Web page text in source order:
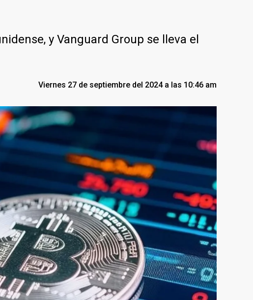
y Vanguard Group se lleva el
Viernes 27 de septiembre del 2024 a las 10:46 am